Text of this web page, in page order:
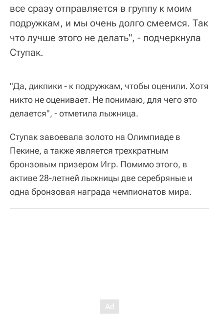
все сразу отправляется в группу к моим
подружкам, и мы очень долго смеемся. Так
что лучше этого не делать", - подчеркнула
Ступак.
"Да, дикпики - к подружкам, чтобы оценили. Хотя
никто не оценивает. Не понимаю, для чего это
делается", - отметила лыжница.
Ступак завоевала золото на Олимпиаде в
Пекине, а также является трехкратным
бронзовым призером Игр. Помимо этого, в
активе 28-летней лыжницы две серебряные и
одна бронзовая награда чемпионатов мира.